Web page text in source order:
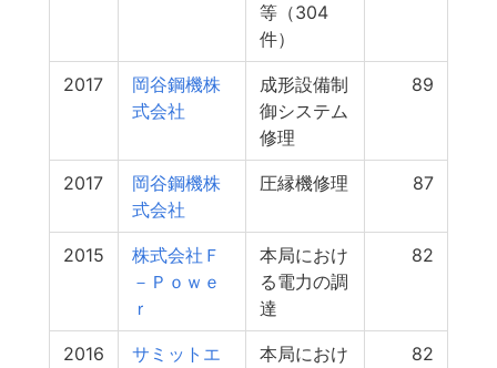
等（304
件）
2017
岡谷鋼機株
式会社
成形設備制
御システム
修理
89
2017
岡谷鋼機株
式会社
圧縁機修理 87
2015
株式会社Ｆ
－Ｐｏｗｅ
ｒ
本局におけ
る電力の調
達
82
2016
サミットエ
本局におけ
82